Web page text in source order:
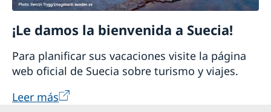
¡Le damos la bienvenida a Suecia!
Para planificar sus vacaciones visite la página
web oficial de Suecia sobre turismo y viajes.
Leer más